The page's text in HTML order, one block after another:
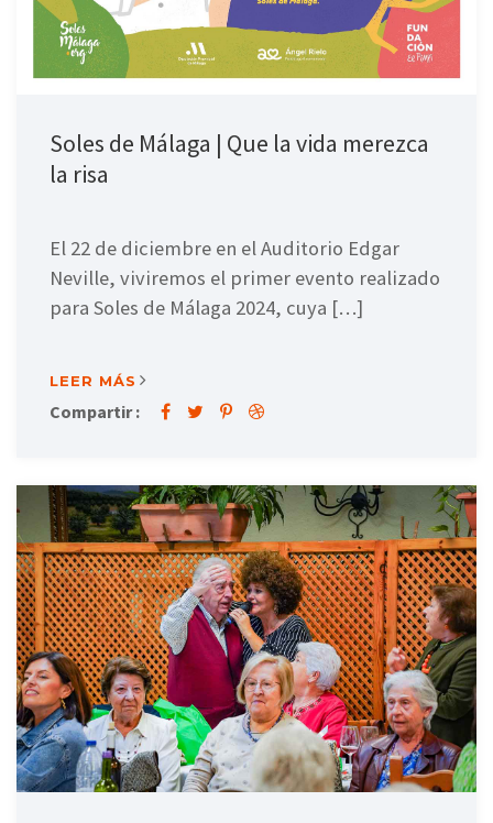
Soles de Málaga | Que la vida merezca
la risa
El 22 de diciembre en el Auditorio Edgar
Neville, viviremos el primer evento realizado
para Soles de Málaga 2024, cuya […]
LEER MÁS
Compartir :